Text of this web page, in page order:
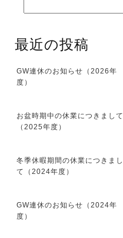
最近の投稿
GW連休のお知らせ（2026年
度）
お盆時期中の休業につきまして
（2025年度）
冬季休暇期間の休業につきまし
て（2024年度）
GW連休のお知らせ（2024年
度）